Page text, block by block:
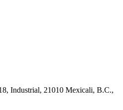
Industrial, 21010 Mexicali, B.C.,